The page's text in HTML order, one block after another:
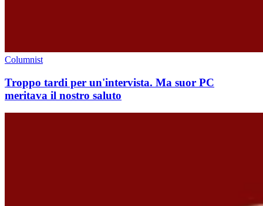
Columnist
Troppo tardi per un'intervista. Ma suor PC
meritava il nostro saluto